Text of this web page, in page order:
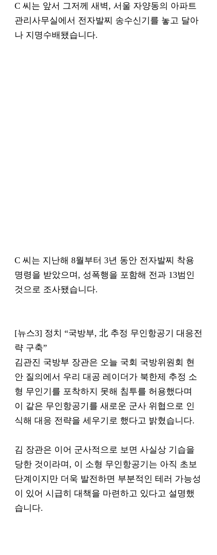
C 씨는 앞서 그저께 새벽, 서울 자양동의 아파트
관리사무실에서 전자발찌 송수신기를 놓고 달아
나 지명수배됐습니다.
C 씨는 지난해 8월부터 3년 동안 전자발찌 착용
명령을 받았으며, 성폭행을 포함해 전과 13범인
것으로 조사됐습니다.
[뉴스3] 정치 “국방부, 北 추정 무인항공기 대응전
략 구축”
김관진 국방부 장관은 오늘 국회 국방위원회 현
안 질의에서 우리 대공 레이더가 북한제 추정 소
형 무인기를 포착하지 못해 침투를 허용했다며
이 같은 무인항공기를 새로운 군사 위협으로 인
식해 대응 전략을 세우기로 했다고 밝혔습니다.
김 장관은 이어 군사적으로 보면 사실상 기습을
당한 것이라며, 이 소형 무인항공기는 아직 초보
단계이지만 더욱 발전하면 부분적인 테러 가능성
이 있어 시급히 대책을 마련하고 있다고 설명했
습니다.